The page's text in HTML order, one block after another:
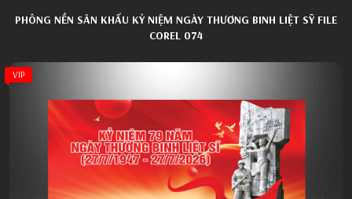
PHÔNG NỀN SÂN KHẤU KỶ NIỆM NGÀY THƯƠNG BINH LIỆT SỸ FILE
COREL 074
VIP